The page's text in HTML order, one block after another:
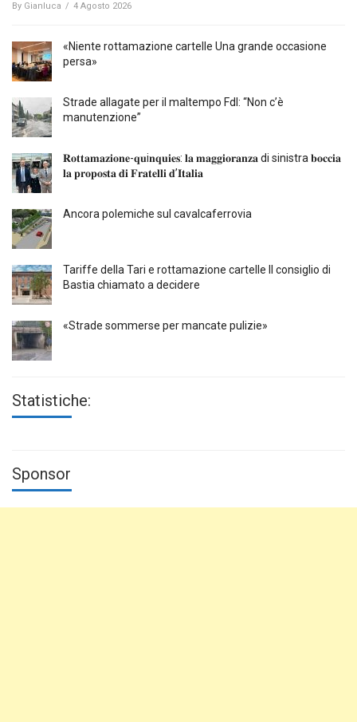
By Gianluca / 4 Agosto 2026
«Niente rottamazione cartelle Una grande occasione
persa»
Strade allagate per il maltempo FdI: “Non c’è
manutenzione”
𝐑𝐨𝐭𝐭𝐚𝐦𝐚𝐳𝐢𝐨𝐧𝐞-𝐪𝐮i𝐧𝐪𝐮𝐢𝐞𝐬: 𝐥𝐚 𝐦𝐚𝐠𝐠𝐢𝐨𝐫𝐚𝐧𝐳𝐚 di sinistra 𝐛𝐨𝐜𝐜𝐢𝐚
𝐥𝐚 𝐩𝐫𝐨𝐩𝐨𝐬𝐭𝐚 𝐝𝐢 𝐅𝐫𝐚𝐭𝐞𝐥𝐥𝐢 𝐝’𝐈𝐭𝐚𝐥𝐢𝐚
Ancora polemiche sul cavalcaferrovia
Tariffe della Tari e rottamazione cartelle Il consiglio di
Bastia chiamato a decidere
«Strade sommerse per mancate pulizie»
Statistiche:
Sponsor